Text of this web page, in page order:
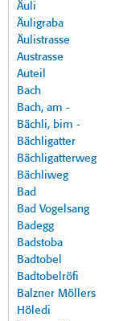
Äuli
Äuligraba
Äulistrasse
Austrasse
Auteil
Bach
Bach, am -
Bächli, bim -
Bächligatter
Bächligatterweg
Bächliweg
Bad
Bad Vogelsang
Badegg
Badstoba
Badtobel
Badtobelröfi
Balzner Möllers
Höledi